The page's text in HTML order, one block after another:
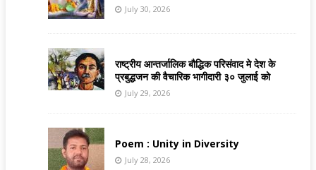
July 30, 2026
राष्ट्रीय आन्तर्जालिक बौद्धिक परिसंवाद मे देश के
प्रबुद्धजन की वैचारिक भागीदारी ३० जुलाई को
July 29, 2026
Poem : Unity in Diversity
July 28, 2026